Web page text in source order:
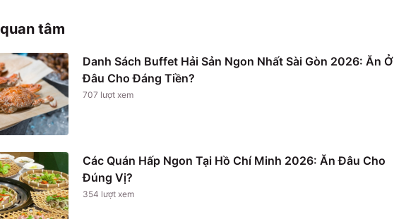
tâm
Danh Sách Buffet Hải Sản Ngon Nhất Sài Gòn 2026: Ăn Ở
Đâu Cho Đáng Tiền?
707 lượt xem
Các Quán Hấp Ngon Tại Hồ Chí Minh 2026: Ăn Đâu Cho
Đúng Vị?
354 lượt xem